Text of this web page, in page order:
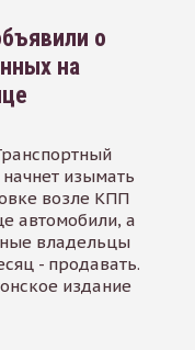
о
на
изымать
возле КПП
автомобили, а
владельцы
- продавать.
издание